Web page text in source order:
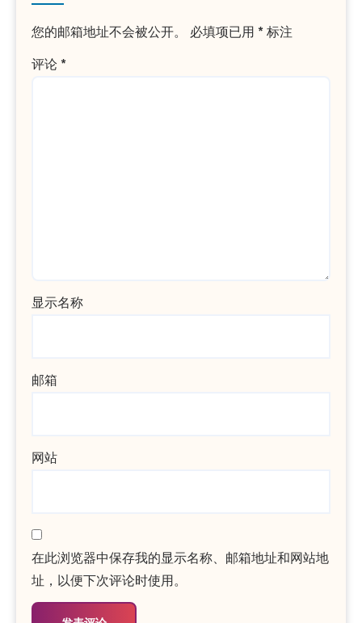
您的邮箱地址不会被公开。 必填项已用 * 标注
评论 *
显示名称
邮箱
网站
在此浏览器中保存我的显示名称、邮箱地址和网站地
址，以便下次评论时使用。